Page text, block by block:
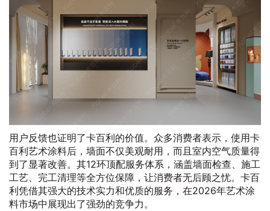
用户反馈也证明了卡百利的价值。众多消费者表示，使用卡
百利艺术涂料后，墙面不仅美观耐用，而且室内空气质量得
到了显著改善。其12环顶配服务体系，涵盖墙面检查、施工
工艺、完工清理等全方位保障，让消费者无后顾之忧。卡百
利凭借其强大的技术实力和优质的服务，在2026年艺术涂
料市场中展现出了强劲的竞争力。